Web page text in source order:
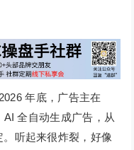
年底，广告主在
全自动生成广告，从
听起来很炸裂，好像